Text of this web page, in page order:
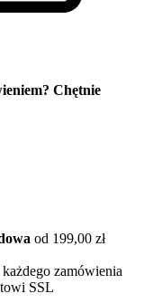
Chętnie
od 199,00 zł
zamówienia
SSL